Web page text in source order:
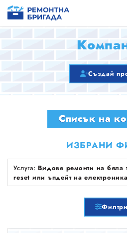
ЗА НАС
Създай
Списък на
ИЗБРАНИ
Услуга: Видове ремонти на бяла
reset или ъпдейт на електроника
Филтри